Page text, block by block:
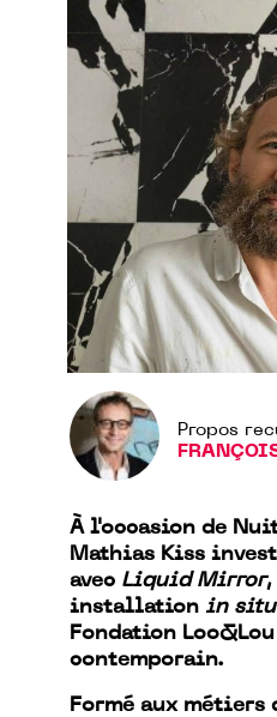
Propos
À l'occasion de
Mathias Kiss
avec Liquid Mirror,
installation in situ
Fondation
contemporain.
Formé aux métiers